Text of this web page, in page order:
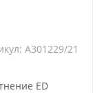
A301229/21
ED